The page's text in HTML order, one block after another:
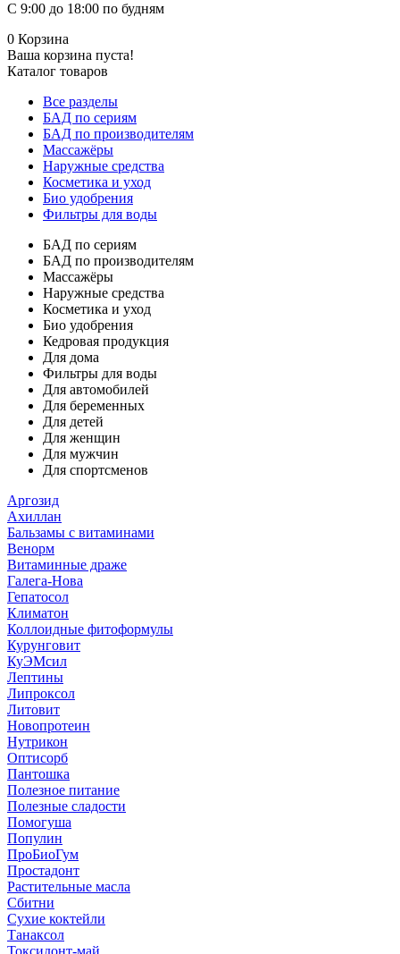
С 9:00 до 18:00 по будням
0 Корзина
Ваша корзина пуста!
Каталог товаров
Все разделы
БАД по сериям
БАД по производителям
Массажёры
Наружные средства
Косметика и уход
Био удобрения
Фильтры для воды
БАД по сериям
БАД по производителям
Массажёры
Наружные средства
Косметика и уход
Био удобрения
Кедровая продукция
Для дома
Фильтры для воды
Для автомобилей
Для беременных
Для детей
Для женщин
Для мужчин
Для спортсменов
Аргозид
Ахиллан
Бальзамы с витаминами
Венорм
Витаминные драже
Галега-Нова
Гепатосол
Климатон
Коллоидные фитоформулы
Курунговит
КуЭМсил
Лептины
Липроксол
Литовит
Новопротеин
Нутрикон
Оптисорб
Пантошка
Полезное питание
Полезные сладости
Помогуша
Популин
ПроБиоГум
Простадонт
Растительные масла
Сбитни
Сухие коктейли
Танаксол
Токсидонт-май